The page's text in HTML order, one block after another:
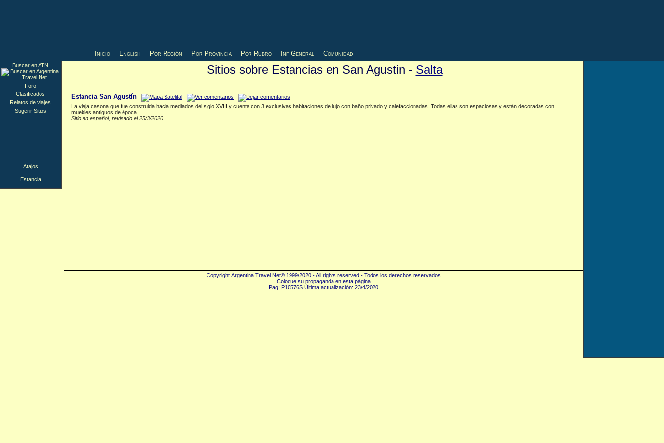
Inicio English Por Región Por Provincia Por Rubro Inf.General Comunidad
Sitios sobre Estancias en San Agustin - Salta
Estancia San Agustín
La vieja casona que fue construida hacia mediados del siglo XVIII y cuenta con 3 exclusivas habitaciones de lujo con baño privado y calefaccionadas. Todas ellas son espaciosas y están decoradas con
muebles antiguos de época.
Sitio en español, revisado el 25/3/2020
Buscar en ATN
Foro
Clasificados
Relatos de viajes
Sugerir Sitios
Atajos
Estancia
Copyright Argentina Travel Net® 1999/2020 - All rights reserved - Todos los derechos reservados
Coloque su propaganda en esta página
Pag: P10576S Última actualización: 23/4/2020